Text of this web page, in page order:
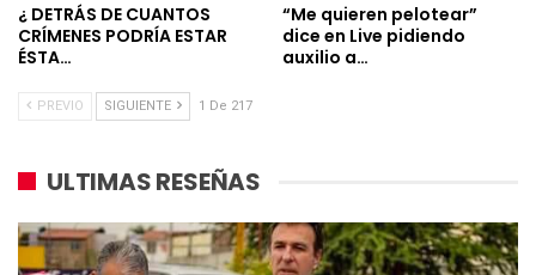
¿ DETRÁS DE CUANTOS
CRÍMENES PODRÍA ESTAR
ÉSTA…
“Me quieren pelotear”
dice en Live pidiendo
auxilio a…
PREVIO SIGUIENTE 1 De 217
ULTIMAS RESEÑAS